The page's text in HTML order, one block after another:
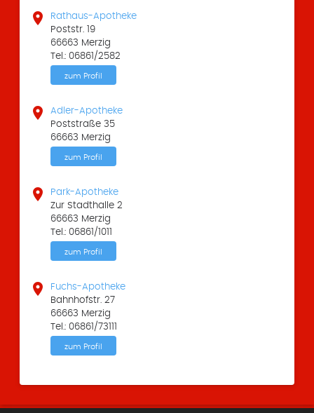

Rathaus-Apotheke
Poststr. 19
66663 Merzig
Tel.: 06861/2582
zum Profil

Adler-Apotheke
Poststraße 35
66663 Merzig
zum Profil

Park-Apotheke
Zur Stadthalle 2
66663 Merzig
Tel.: 06861/1011
zum Profil

Fuchs-Apotheke
Bahnhofstr. 27
66663 Merzig
Tel.: 06861/73111
zum Profil